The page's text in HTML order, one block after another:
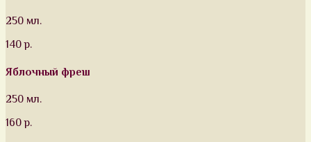
250 мл.
140 р.
Яблочный фреш
250 мл.
160 р.